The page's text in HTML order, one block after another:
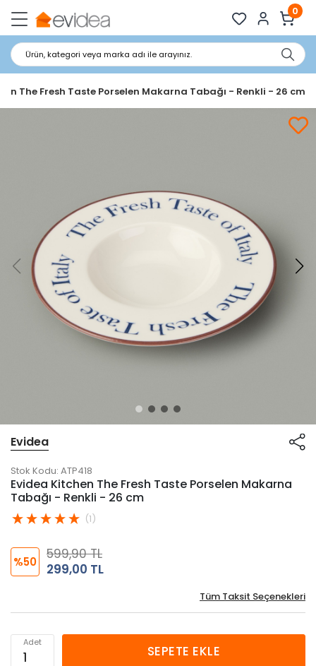
0
Ürün, kategori veya marka adı ile arayınız.
The Fresh Taste Porselen Makarna Tabağı - Renkli - 26 cm
Evidea
Stok Kodu: ATP418
Evidea Kitchen The Fresh Taste Porselen Makarna
Tabağı - Renkli - 26 cm
(1)
%50
599,90 TL
299,00 TL
Tüm Taksit Seçenekleri
Adet
SEPETE EKLE